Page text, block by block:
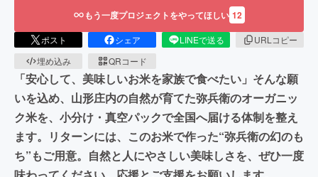
もう一度プロジェクトをやってほしい 12
ポスト シェア LINEで送る
URLコピー
埋め込み
QRコード
「安心して、美味しいお米を家族で食べたい」そんな願
いを込め、山形庄内の自然が育てた弥兵衛のオーガニッ
ク米を、小分け・真空パックで全国へ届ける体制を整え
ます。リターンには、このお米で作った“弥兵衛の幻のも
ち”もご用意。自然と人にやさしい美味しさを、ぜひ一度